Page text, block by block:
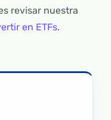
revisar nuestra
en ETFs.